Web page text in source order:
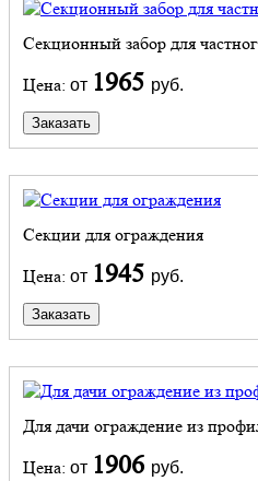
Секционный забор для
Цена: от 1965 руб.
Заказать
Секции для ограждения
Цена: от 1945 руб.
Заказать
Для дачи ограждение из
Цена: от 1906 руб.